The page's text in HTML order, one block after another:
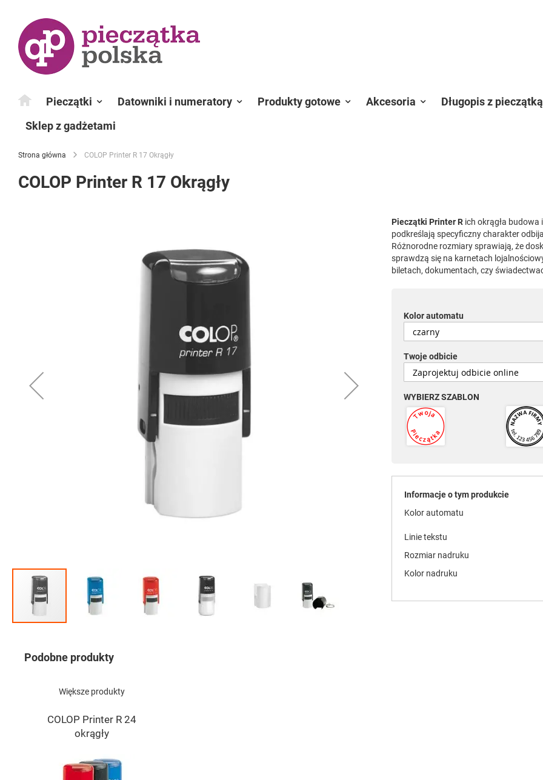
Pieczątki Datowniki i numeratory Produkty gotowe Akcesoria Długopis z pieczątką
Sklep z gadżetami
Strona główna COLOP Printer R 17 Okrągły
COLOP Printer R 17 Okrągły
początek
Pieczątki Printer Rich okrągła budowa
podkreślają specyficzny charakter
Różnorodne rozmiary sprawiają, że
sprawdzą się na karnetach
biletach, dokumentach, czy
Kolor automatu
Twoje odbicie
WYBIERZ SZABLON
Informacje o tym produkcie
Kolor automatu
Linie tekstu
Rozmiar nadruku
Kolor nadruku
Podobne produkty
Większe produkty
COLOP Printer R 24
okrągły